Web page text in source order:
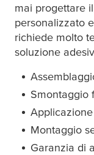
mai progettare
personalizzato
richiede molto
soluzione
Smontaggio
Montaggio
Garanzia di